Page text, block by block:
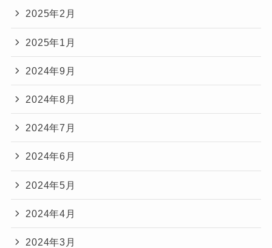
2025年2月
2025年1月
2024年9月
2024年8月
2024年7月
2024年6月
2024年5月
2024年4月
2024年3月